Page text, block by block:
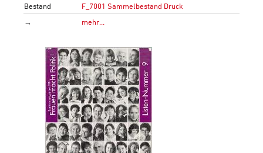
Bestand
F_7001 Sammelbestand Druck
→
mehr…